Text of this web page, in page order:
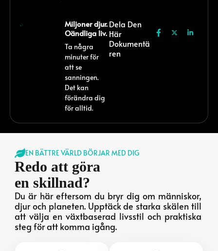
Miljoner djur.
Oändliga liv.
Ta några
minuter för
att se
sanningen.
Det kan
förändra dig
för alltid.
Dela Den
Här
Dokumentä
Ren
EN BÄTTRE VÄRLD BÖRJAR MED DIG
Redo att göra
en skillnad?
Du är här eftersom du bryr dig om människor,
djur och planeten. Upptäck de starka skälen till
att välja en växtbaserad livsstil och praktiska
steg för att komma igång.